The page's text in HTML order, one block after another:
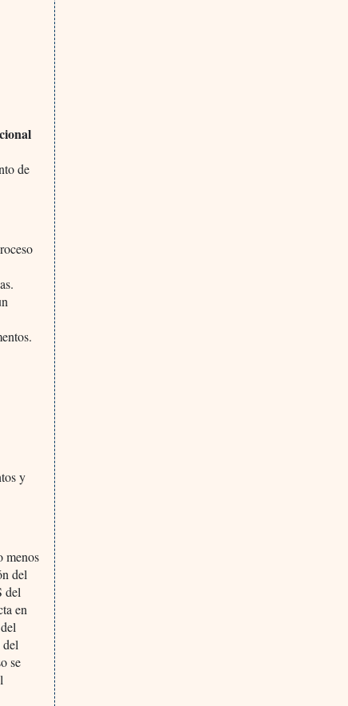
de
y
menos
del
del
en
se